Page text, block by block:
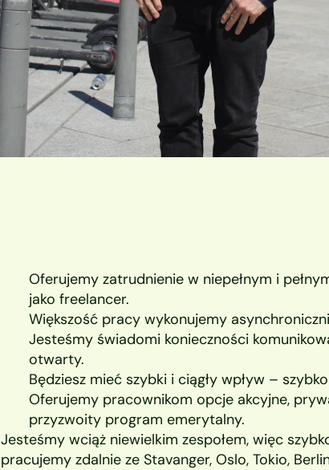
Oferujemy zatrudnienie w niepełnym i
jako freelancer.
Większość pracy wykonujemy
Jesteśmy świadomi konieczności
otwarty.
Będziesz mieć szybki i ciągły wpływ –
Oferujemy pracownikom opcje akcyjne,
przyzwoity program emerytalny.
Jesteśmy wciąż niewielkim zespołem, więc
pracujemy zdalnie ze Stavanger, Oslo, Tokio,